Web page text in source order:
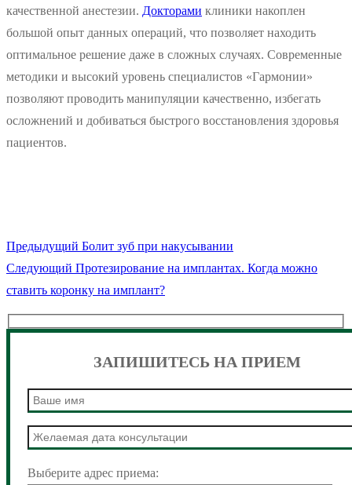
качественной анестезии. Докторами клиники накоплен
большой опыт данных операций, что позволяет находить
оптимальное решение даже в сложных случаях. Современные
методики и высокий уровень специалистов «Гармонии»
позволяют проводить манипуляции качественно, избегать
осложнений и добиваться быстрого восстановления здоровья
пациентов.
Навигация
по
записям
Предыдущий Предыдущая
запись:
Болит зуб при накусывании
Следующий Следующая
запись:
Протезирование на имплантах. Когда можно
ставить коронку на имплант?
ЗАПИШИТЕСЬ НА ПРИЕМ
Выберите адрес приема: